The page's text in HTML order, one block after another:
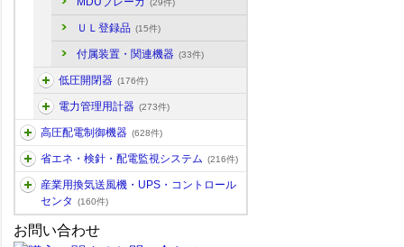
(29件)
ＵＬ登録品 (15件)
付属装置・関連機器 (33件)
低圧開閉器 (176件)
電力管理用計器 (273件)
高圧配電制御機器 (628件)
省エネ・検針・配電監視システム (216件)
産業用換気送風機・UPS・コントロール
センタ
(160件)
お問い合わせ